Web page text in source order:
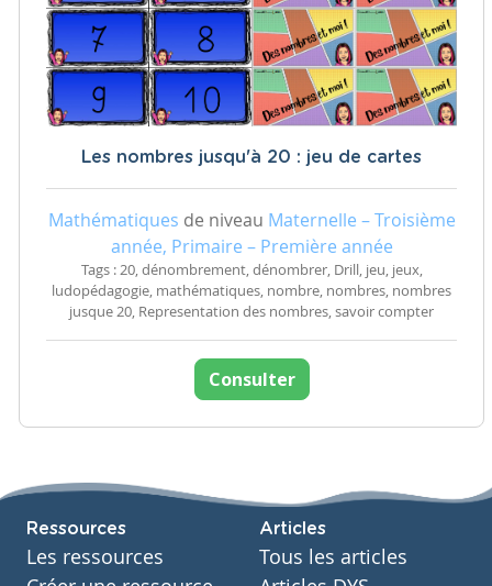
Les nombres jusqu'à 20 : jeu de cartes
Mathématiques de niveau Maternelle – Troisième
année, Primaire – Première année
Tags : 20, dénombrement, dénombrer, Drill, jeu, jeux,
ludopédagogie, mathématiques, nombre, nombres, nombres
jusque 20, Representation des nombres, savoir compter
Consulter
Ressources
Les ressources
Articles
Tous les articles